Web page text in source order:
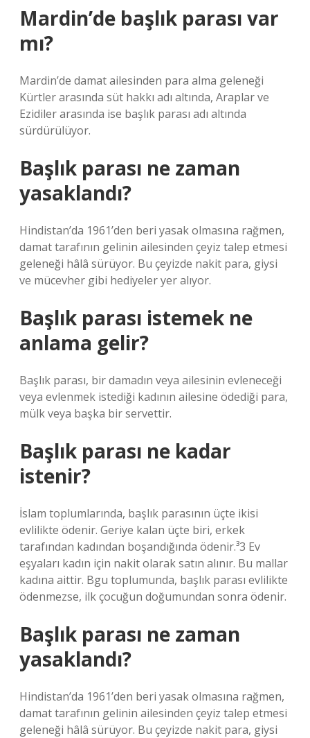
Mardin’de başlık parası var
mı?
Mardin’de damat ailesinden para alma geleneği
Kürtler arasında süt hakkı adı altında, Araplar ve
Ezidiler arasında ise başlık parası adı altında
sürdürülüyor.
Başlık parası ne zaman
yasaklandı?
Hindistan’da 1961’den beri yasak olmasına rağmen,
damat tarafının gelinin ailesinden çeyiz talep etmesi
geleneği hâlâ sürüyor. Bu çeyizde nakit para, giysi
ve mücevher gibi hediyeler yer alıyor.
Başlık parası istemek ne
anlama gelir?
Başlık parası, bir damadın veya ailesinin evleneceği
veya evlenmek istediği kadının ailesine ödediği para,
mülk veya başka bir servettir.
Başlık parası ne kadar
istenir?
İslam toplumlarında, başlık parasının üçte ikisi
evlilikte ödenir. Geriye kalan üçte biri, erkek
tarafından kadından boşandığında ödenir.³3 Ev
eşyaları kadın için nakit olarak satın alınır. Bu mallar
kadına aittir. Bgu toplumunda, başlık parası evlilikte
ödenmezse, ilk çocuğun doğumundan sonra ödenir.
Başlık parası ne zaman
yasaklandı?
Hindistan’da 1961’den beri yasak olmasına rağmen,
damat tarafının gelinin ailesinden çeyiz talep etmesi
geleneği hâlâ sürüyor. Bu çeyizde nakit para, giysi